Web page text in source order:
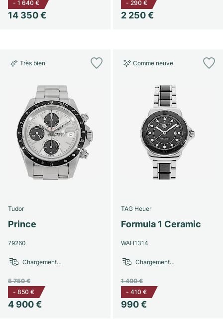
14 350 €
- 1 640 €
2 250 €
- 290 €
Très bien
Tudor
Prince
79260
4 900 €
5 750 €
- 850 €
Chargement…
Comme neuve
TAG Heuer
Formula 1 Ceramic
WAH1314
990 €
1 400 €
- 410 €
Chargement…